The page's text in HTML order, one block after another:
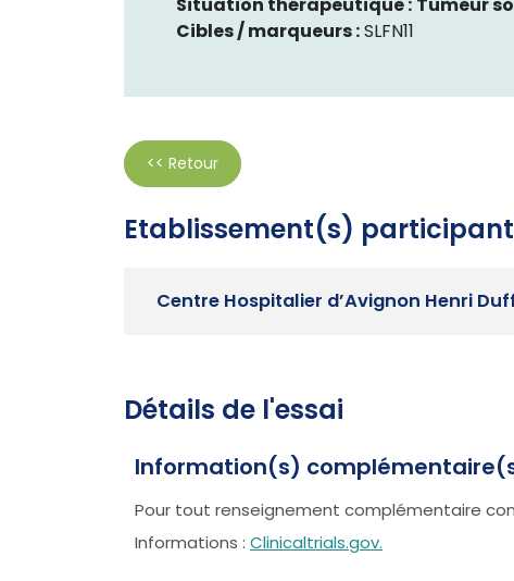
Cibles / marqueurs :SLFN11
<< Retour
Etablissement(s)
Centre Hospitalier d’Avignon Henri
Détails de l'essai
Information(s)
Pour tout renseignement complémentaire
Informations : Clinicaltrials.gov.